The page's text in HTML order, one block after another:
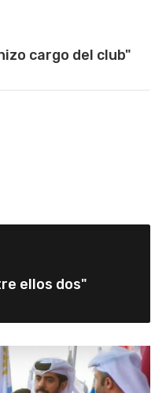
cargo del club"
ellos dos"